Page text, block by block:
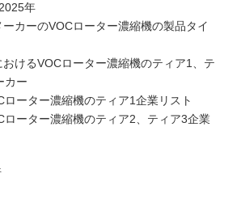
年
ーカーのVOCローター濃縮機の製品タイ
おけるVOCローター濃縮機のティア1、テ
カー
ーター濃縮機のティア1企業リスト
ーター濃縮機のティア2、ティア3企業